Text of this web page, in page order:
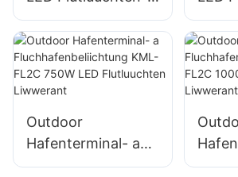
Liwwerant fir
Outdoor-
Gebaifassaden a
Baustellbeliichtung
Outdoor
Hafenterminal- a
Fluchhafenbeliichtu